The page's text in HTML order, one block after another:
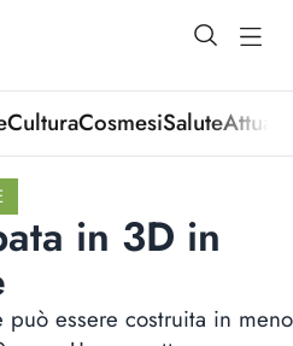
open
CulturaCosmesiSalute
in 3D in
può essere costruita in